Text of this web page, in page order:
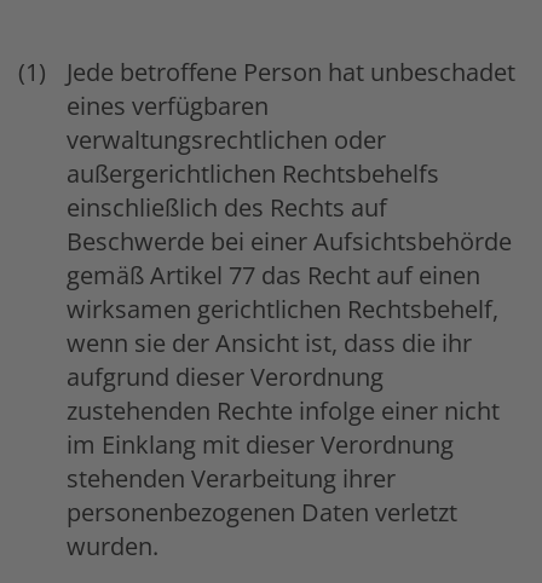
Jede betroffene Person hat unbeschadet
eines verfügbaren
verwaltungsrechtlichen oder
außergerichtlichen Rechtsbehelfs
einschließlich des Rechts auf
Beschwerde bei einer Aufsichtsbehörde
gemäß Artikel 77 das Recht auf einen
wirksamen gerichtlichen Rechtsbehelf,
wenn sie der Ansicht ist, dass die ihr
aufgrund dieser Verordnung
zustehenden Rechte infolge einer nicht
im Einklang mit dieser Verordnung
stehenden Verarbeitung ihrer
personenbezogenen Daten verletzt
wurden.